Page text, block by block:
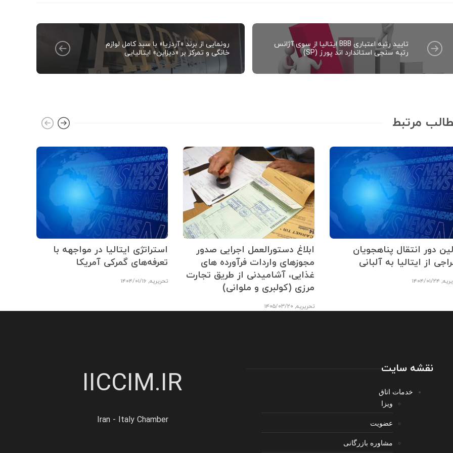
رونمایی از برند «آردزیا» با سبد کامل لوازم
خانگی و تمرکز بر «دیزاین» ایتالیایی
تایید رتبه اعتباری BBB ایتالیا از سوی آژانس
رتبه سنجی استاندارد اند پورز (SP)
مرتبط
استراتژی ایتالیا در مواجهه با
تعرفه‌های گمرکی آمریکا
تحریریه, ۱۴۰۴/۰۱/۱۶
ابلاغ دستورالعمل اجرایی صدور
مجوزهای واردات فرآورده های
غذایی، آشامیدنی از طریق تجارت
مرزی (کولبری و ملوانی)
تحریریه, ۱۴۰۵/۰۳/۲۰
دور انتقال پناهجویان
از ایتالیا به آلبانی
, ۱۴۰۴/۰۱/۲۴
نقشه سایت
خدمات اتاق
ویزا
عضویت
مشاوره بازرگانی
IICCIM.IR
Iran - Italy Chamber